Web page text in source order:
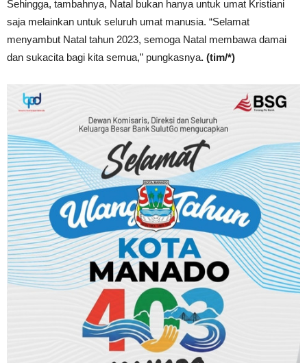
Sehingga, tambahnya, Natal bukan hanya untuk umat Kristiani
saja melainkan untuk seluruh umat manusia. “Selamat
menyambut Natal tahun 2023, semoga Natal membawa damai
dan sukacita bagi kita semua,” pungkasnya. (tim/*)